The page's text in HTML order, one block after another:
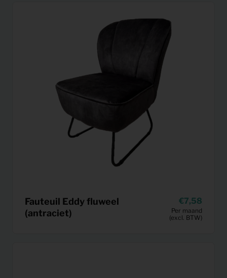
Fauteuil Eddy fluweel
(antraciet)
7,58
Per maand
(excl. BTW)